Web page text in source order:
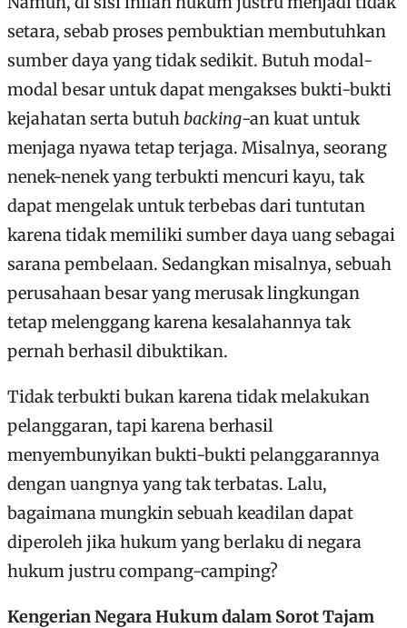
setara, sebab proses pembuktian membutuhkan
sumber daya yang tidak sedikit. Butuh modal-
modal besar untuk dapat mengakses bukti-bukti
kejahatan serta butuhbacking-an kuat untuk
menjaga nyawa tetap terjaga. Misalnya, seorang
nenek-nenek yang terbukti mencuri kayu, tak
dapat mengelak untuk terbebas dari tuntutan
karena tidak memiliki sumber daya uang sebagai
sarana pembelaan. Sedangkan misalnya, sebuah
perusahaan besar yang merusak lingkungan
tetap melenggang karena kesalahannya tak
pernah berhasil dibuktikan.
Tidak terbukti bukan karena tidak melakukan
pelanggaran, tapi karena berhasil
menyembunyikan bukti-bukti pelanggarannya
dengan uangnya yang tak terbatas. Lalu,
bagaimana mungkin sebuah keadilan dapat
diperoleh jika hukum yang berlaku di negara
hukum justru compang-camping?
Kengerian Negara Hukum dalam Sorot Tajam